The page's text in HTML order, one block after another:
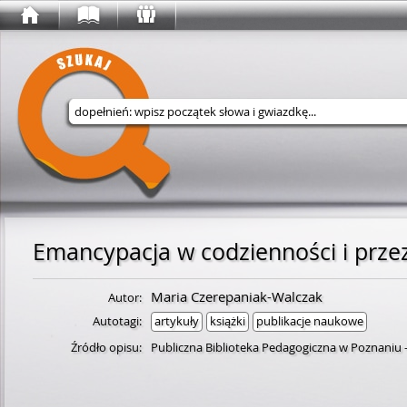
Wyszukaj w serwisie
Emancypacja w codzienności i
Autor: Maria Czerepaniak-Walczak
Autotagi: artykuły książki
publikacje naukowe
Źródło opisu:
Publiczna Biblioteka Pedagogiczna w Poznaniu